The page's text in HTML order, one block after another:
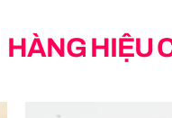
HÀNG HIỆU